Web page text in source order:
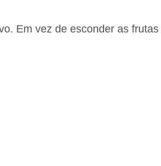
Em vez de esconder as